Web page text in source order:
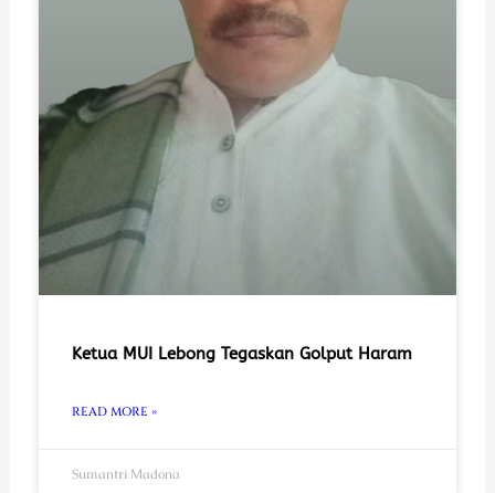
Ketua MUI Lebong Tegaskan Golput Haram
READ MORE »
Sumantri Madona